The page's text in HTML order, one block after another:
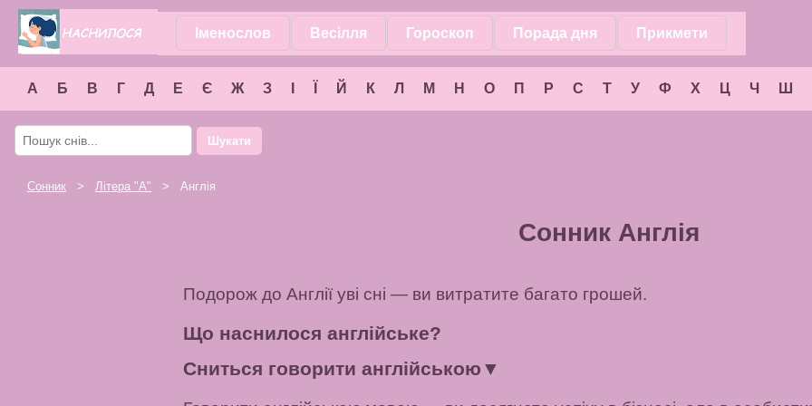
Іменослов Весілля Гороскоп Порада дня Прикмети
А Б В Г Д Е Є Ж З Й К Л М Н О П Р С Т У Ф Х Ц Ч Ш
Шукати
Сонник > Літера "А" > Англія
Сонник Англія
Подорож до Англії уві сні — ви витратите багато грошей.
Що наснилося англійське?
Сниться говорити англійською ▼